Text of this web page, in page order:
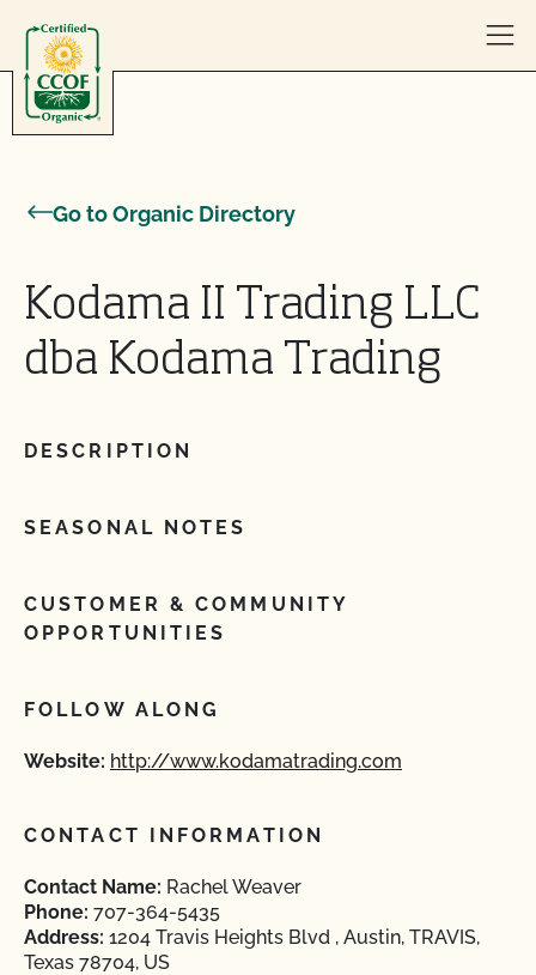
Go to Organic Directory
Kodama II Trading LLC
dba Kodama Trading
DESCRIPTION
SEASONAL NOTES
CUSTOMER & COMMUNITY
OPPORTUNITIES
FOLLOW ALONG
Website: http://www.kodamatrading.com
CONTACT INFORMATION
Contact Name: Rachel Weaver
Phone: 707-364-5435
Address: 1204 Travis Heights Blvd , Austin, TRAVIS,
Texas 78704, US